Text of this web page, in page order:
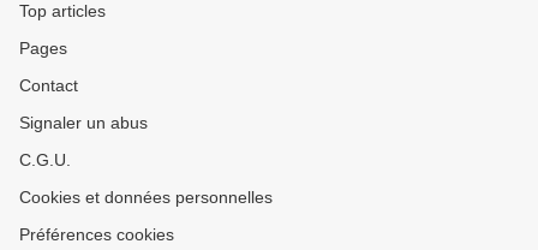
Top articles
Pages
Contact
Signaler un abus
C.G.U.
Cookies et données personnelles
Préférences cookies